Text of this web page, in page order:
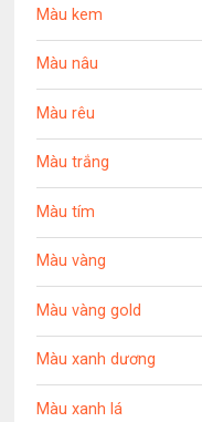
Màu kem
Màu nâu
Màu rêu
Màu trắng
Màu tím
Màu vàng
Màu vàng gold
Màu xanh dương
Màu xanh lá